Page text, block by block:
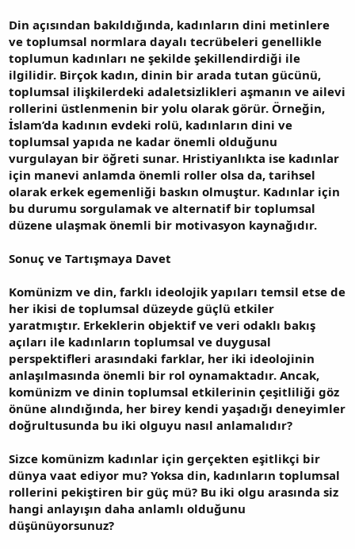
Din açısından bakıldığında, kadınların dini metinlere
ve toplumsal normlara dayalı tecrübeleri genellikle
toplumun kadınları ne şekilde şekillendirdiği ile
ilgilidir. Birçok kadın, dinin bir arada tutan gücünü,
toplumsal ilişkilerdeki adaletsizlikleri aşmanın ve ailevi
rollerini üstlenmenin bir yolu olarak görür. Örneğin,
İslam’da kadının evdeki rolü, kadınların dini ve
toplumsal yapıda ne kadar önemli olduğunu
vurgulayan bir öğreti sunar. Hristiyanlıkta ise kadınlar
için manevi anlamda önemli roller olsa da, tarihsel
olarak erkek egemenliği baskın olmuştur. Kadınlar için
bu durumu sorgulamak ve alternatif bir toplumsal
düzene ulaşmak önemli bir motivasyon kaynağıdır.
Sonuç ve Tartışmaya Davet
Komünizm ve din, farklı ideolojik yapıları temsil etse de
her ikisi de toplumsal düzeyde güçlü etkiler
yaratmıştır. Erkeklerin objektif ve veri odaklı bakış
açıları ile kadınların toplumsal ve duygusal
perspektifleri arasındaki farklar, her iki ideolojinin
anlaşılmasında önemli bir rol oynamaktadır. Ancak,
komünizm ve dinin toplumsal etkilerinin çeşitliliği göz
önüne alındığında, her birey kendi yaşadığı deneyimler
doğrultusunda bu iki olguyu nasıl anlamalıdır?
Sizce komünizm kadınlar için gerçekten eşitlikçi bir
dünya vaat ediyor mu? Yoksa din, kadınların toplumsal
rollerini pekiştiren bir güç mü? Bu iki olgu arasında siz
hangi anlayışın daha anlamlı olduğunu
düşünüyorsunuz?